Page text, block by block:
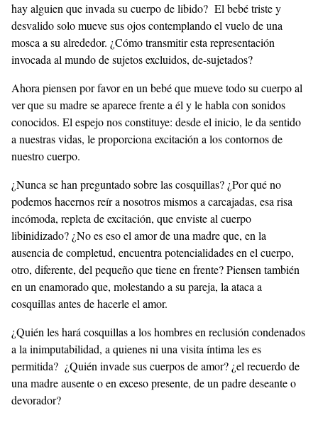
hay alguien que invada su cuerpo de libido? El bebé triste y
desvalido solo mueve sus ojos contemplando el vuelo de una
mosca a su alrededor. ¿Cómo transmitir esta representación
invocada al mundo de sujetos excluidos, de-sujetados?
Ahora piensen por favor en un bebé que mueve todo su cuerpo al
ver que su madre se aparece frente a él y le habla con sonidos
conocidos. El espejo nos constituye: desde el inicio, le da sentido
a nuestras vidas, le proporciona excitación a los contornos de
nuestro cuerpo.
¿Nunca se han preguntado sobre las cosquillas? ¿Por qué no
podemos hacernos reír a nosotros mismos a carcajadas, esa risa
incómoda, repleta de excitación, que enviste al cuerpo
libinidizado? ¿No es eso el amor de una madre que, en la
ausencia de completud, encuentra potencialidades en el cuerpo,
otro, diferente, del pequeño que tiene en frente? Piensen también
en un enamorado que, molestando a su pareja, la ataca a
cosquillas antes de hacerle el amor.
¿Quién les hará cosquillas a los hombres en reclusión condenados
a la inimputabilidad, a quienes ni una visita íntima les es
permitida? ¿Quién invade sus cuerpos de amor? ¿el recuerdo de
una madre ausente o en exceso presente, de un padre deseante o
devorador?